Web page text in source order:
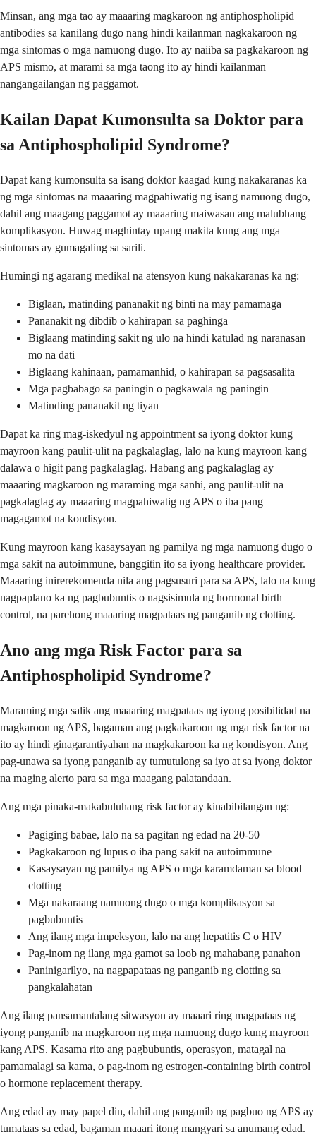
Minsan, ang mga tao ay maaaring magkaroon ng antiphospholipid
antibodies sa kanilang dugo nang hindi kailanman nagkakaroon ng
mga sintomas o mga namuong dugo. Ito ay naiiba sa pagkakaroon ng
APS mismo, at marami sa mga taong ito ay hindi kailanman
nangangailangan ng paggamot.
Kailan Dapat Kumonsulta sa Doktor para
sa Antiphospholipid Syndrome?
Dapat kang kumonsulta sa isang doktor kaagad kung nakakaranas ka
ng mga sintomas na maaaring magpahiwatig ng isang namuong dugo,
dahil ang maagang paggamot ay maaaring maiwasan ang malubhang
komplikasyon. Huwag maghintay upang makita kung ang mga
sintomas ay gumagaling sa sarili.
Humingi ng agarang medikal na atensyon kung nakakaranas ka ng:
Biglaan, matinding pananakit ng binti na may pamamaga
Pananakit ng dibdib o kahirapan sa paghinga
Biglaang matinding sakit ng ulo na hindi katulad ng naranasan
mo na dati
Biglaang kahinaan, pamamanhid, o kahirapan sa pagsasalita
Mga pagbabago sa paningin o pagkawala ng paningin
Matinding pananakit ng tiyan
Dapat ka ring mag-iskedyul ng appointment sa iyong doktor kung
mayroon kang paulit-ulit na pagkalaglag, lalo na kung mayroon kang
dalawa o higit pang pagkalaglag. Habang ang pagkalaglag ay
maaaring magkaroon ng maraming mga sanhi, ang paulit-ulit na
pagkalaglag ay maaaring magpahiwatig ng APS o iba pang
magagamot na kondisyon.
Kung mayroon kang kasaysayan ng pamilya ng mga namuong dugo o
mga sakit na autoimmune, banggitin ito sa iyong healthcare provider.
Maaaring inirerekomenda nila ang pagsusuri para sa APS, lalo na kung
nagpaplano ka ng pagbubuntis o nagsisimula ng hormonal birth
control, na parehong maaaring magpataas ng panganib ng clotting.
Ano ang mga Risk Factor para sa
Antiphospholipid Syndrome?
Maraming mga salik ang maaaring magpataas ng iyong posibilidad na
magkaroon ng APS, bagaman ang pagkakaroon ng mga risk factor na
ito ay hindi ginagarantiyahan na magkakaroon ka ng kondisyon. Ang
pag-unawa sa iyong panganib ay tumutulong sa iyo at sa iyong doktor
na maging alerto para sa mga maagang palatandaan.
Ang mga pinaka-makabuluhang risk factor ay kinabibilangan ng:
Pagiging babae, lalo na sa pagitan ng edad na 20-50
Pagkakaroon ng lupus o iba pang sakit na autoimmune
Kasaysayan ng pamilya ng APS o mga karamdaman sa blood
clotting
Mga nakaraang namuong dugo o mga komplikasyon sa
pagbubuntis
Ang ilang mga impeksyon, lalo na ang hepatitis C o HIV
Pag-inom ng ilang mga gamot sa loob ng mahabang panahon
Paninigarilyo, na nagpapataas ng panganib ng clotting sa
pangkalahatan
Ang ilang pansamantalang sitwasyon ay maaari ring magpataas ng
iyong panganib na magkaroon ng mga namuong dugo kung mayroon
kang APS. Kasama rito ang pagbubuntis, operasyon, matagal na
pamamalagi sa kama, o pag-inom ng estrogen-containing birth control
o hormone replacement therapy.
Ang edad ay may papel din, dahil ang panganib ng pagbuo ng APS ay
tumataas sa edad, bagaman maaari itong mangyari sa anumang edad.